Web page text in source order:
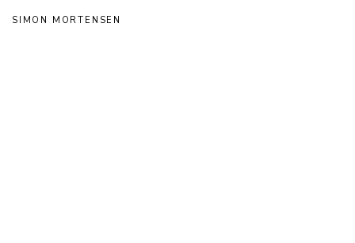
SIMON MORTENSEN